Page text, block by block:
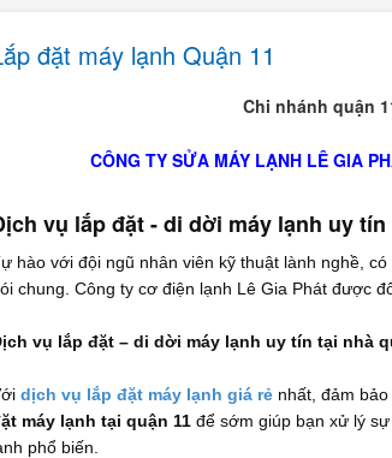
đặt máy lạnh Quận 11
Chi nhánh quận
CÔNG TY SỬA MÁY LẠNH LÊ GIA
vụ lắp đặt - di dời máy lạnh uy tín
hào với đội ngũ nhân viên kỹ thuật lành nghề,
chung. Công ty cơ điện lạnh Lê Gia Phát được
vụ lắp đặt – di dời máy lạnh uy tín tại nhà
dịch vụ lắp đặt máy lạnh giá rẻ nhất, đảm
máy lạnh tại quận 11 để sớm giúp bạn xử lý
phổ biến.